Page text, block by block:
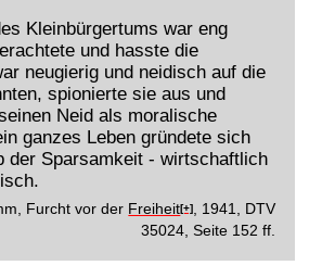
Kleinbürgertums war eng
und hasste die
neugierig und neidisch auf die
spionierte sie aus und
Neid als moralische
ganzes Leben gründete sich
der Sparsamkeit - wirtschaftlich
Furcht vor der Freiheit[+], 1941, DTV
35024, Seite 152 ff.